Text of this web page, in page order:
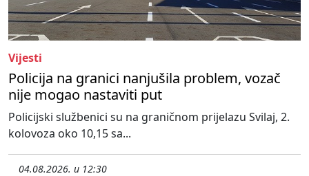
Vijesti
Policija na granici nanjušila problem, vozač
nije mogao nastaviti put
Policijski službenici su na graničnom prijelazu Svilaj, 2.
kolovoza oko 10,15 sa...
04.08.2026. u 12:30